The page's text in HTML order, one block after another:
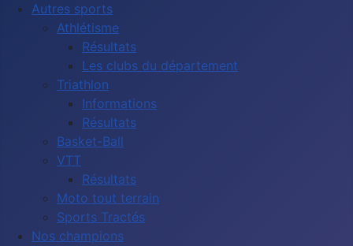
Autres sports
Athlétisme
Résultats
Les clubs du département
Triathlon
Informations
Résultats
Basket-Ball
VTT
Résultats
Moto tout terrain
Sports Tractés
Nos champions